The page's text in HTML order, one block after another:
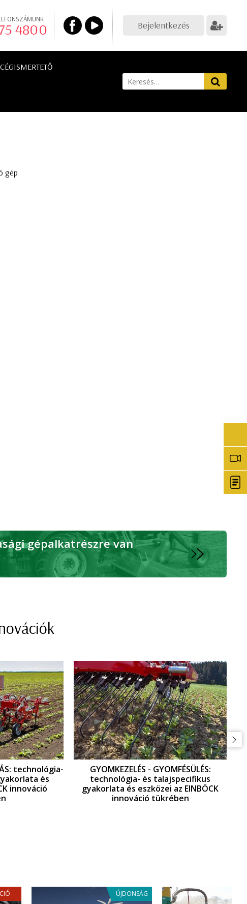
4800 Bejelentkezés
CÉGISMERTETŐ
gép
gépalkatrészre van
technológia-
és
innováció
GYOMKEZELÉS - GYOMFÉSÜLÉS:
technológia- és talajspecifikus
gyakorlata és eszközei az EINBÖCK
innováció tükrében
AKCIÓ